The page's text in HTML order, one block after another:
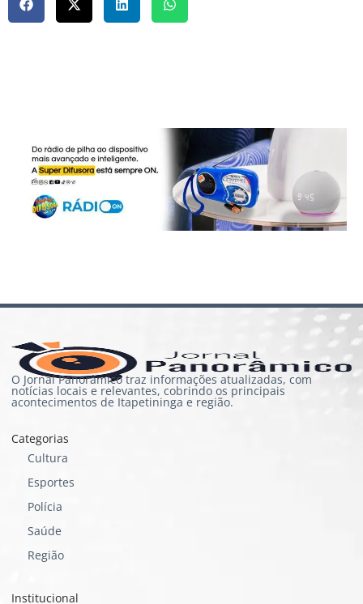
O Jornal Panorâmico traz informações atualizadas, com
notícias locais e relevantes, cobrindo os principais
acontecimentos de Itapetininga e região.
Categorias
Cultura
Esportes
Polícia
Saúde
Região
Institucional